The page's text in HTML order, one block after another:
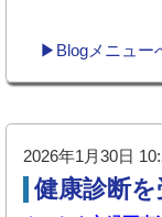
▶Blogメニュー
2026年1月30日
健康診断